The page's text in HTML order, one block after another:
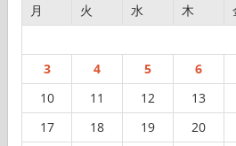
月 火 水 木
3
4 5 6
10
11 12 13
17
18 19 20